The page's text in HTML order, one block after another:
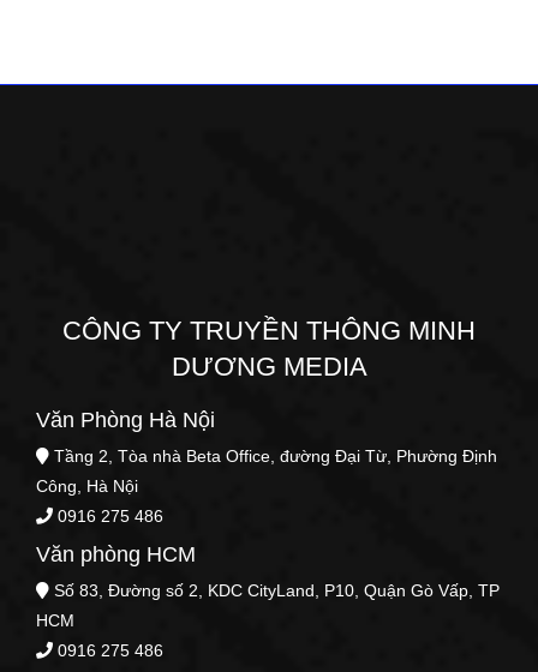
CÔNG TY TRUYỀN THÔNG MINH
DƯƠNG MEDIA
Văn Phòng Hà Nội
Tầng 2, Tòa nhà Beta Office, đường Đại Từ, Phường Định
Công, Hà Nội
0916 275 486
Văn phòng HCM
Số 83, Đường số 2, KDC CityLand, P10, Quận Gò Vấp, TP
HCM
0916 275 486